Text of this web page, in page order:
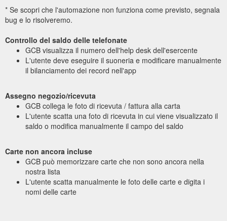
* Se scopri che l'automazione non funziona come previsto, segnala
bug e lo risolveremo.
Controllo del saldo delle telefonate
GCB visualizza il numero dell'help desk dell'esercente
L'utente deve eseguire il suoneria e modificare manualmente
il bilanciamento dei record nell'app
Assegno negozio/ricevuta
GCB collega le foto di ricevuta / fattura alla carta
L'utente scatta una foto di ricevuta in cui viene visualizzato il
saldo o modifica manualmente il campo del saldo
Carte non ancora incluse
GCB può memorizzare carte che non sono ancora nella
nostra lista
L'utente scatta manualmente le foto delle carte e digita i
nomi delle carte